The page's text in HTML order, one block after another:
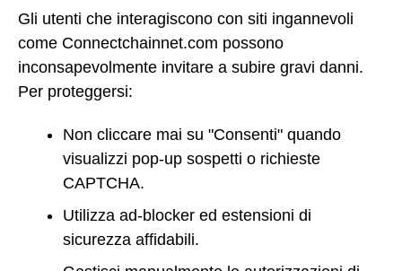
Gli utenti che interagiscono con siti ingannevoli
come Connectchainnet.com possono
inconsapevolmente invitare a subire gravi danni.
Per proteggersi:
Non cliccare mai su "Consenti" quando
visualizzi pop-up sospetti o richieste
CAPTCHA.
Utilizza ad-blocker ed estensioni di
sicurezza affidabili.